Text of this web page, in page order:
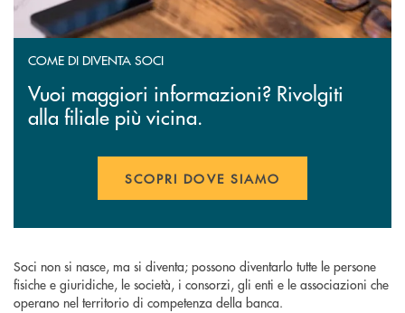
COME DI DIVENTA SOCI
Vuoi maggiori informazioni? Rivolgiti
alla filiale più vicina.
SCOPRI DOVE SIAMO
Soci non si nasce, ma si diventa; possono diventarlo tutte le persone
fisiche e giuridiche, le società, i consorzi, gli enti e le associazioni che
operano nel territorio di competenza della banca.